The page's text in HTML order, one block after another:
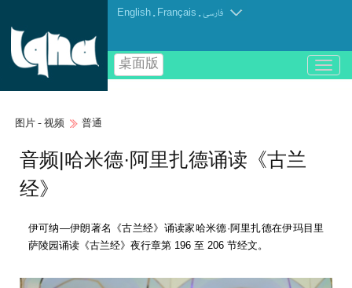
English . Français .فارسی
桌面版
باز
و
图片 - 视频 普通
音频|哈米德·阿里扎德诵读《古兰
经》
伊可纳—伊朗著名《古兰经》诵读家哈米德·阿里扎德在伊玛目里
萨陵园诵读《古兰经》夜行章第 196 至 206 节经文。